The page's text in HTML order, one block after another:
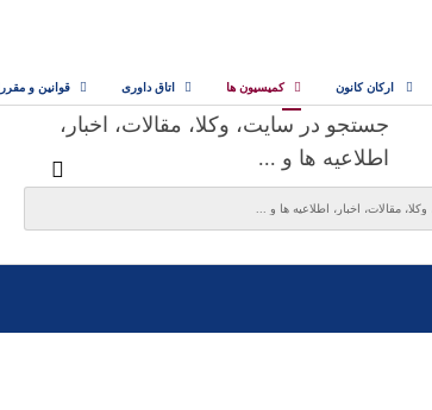
ارکان کانون کمیسیون ها اتاق داوری قوانین و
جستجو در سایت، وکلا، مقالات، اخبار،
اطلاعیه ها و ...